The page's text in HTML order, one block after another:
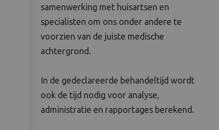
samenwerking met huisartsen en
specialisten om ons onder andere te
voorzien van de juiste medische
achtergrond.
In de gedeclareerde behandeltijd wordt
ook de tijd nodig voor analyse,
administratie en rapportages berekend.